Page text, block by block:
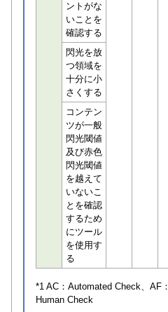
ントがな
いことを
確認する
閃光を放
つ領域を
十分に小
さくする
コンテン
ツが一般
閃光閾値
及び赤色
閃光閾値
を越えて
いないこ
とを確認
するため
にツール
を使用す
る
*1 AC： Automated Check、AF：
Human Check